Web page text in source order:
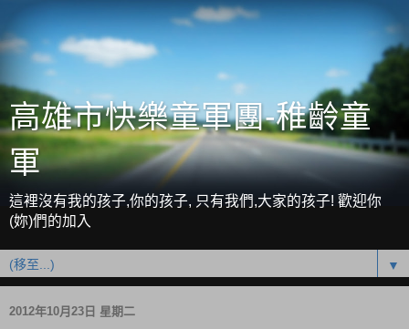
高雄市快樂童軍團-稚齡童
軍
這裡沒有我的孩子,你的孩子, 只有我們,大家的孩子! 歡迎你
(妳)們的加入
▼
2012年10月23日 星期二